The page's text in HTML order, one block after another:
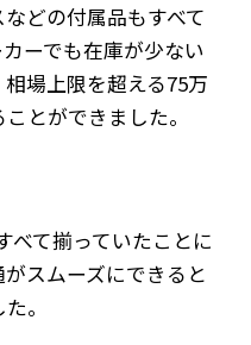
どの付属品もすべて
ーでも在庫が少ない
場上限を超える75万
とができました。
べて揃っていたことに
スムーズにできると
。